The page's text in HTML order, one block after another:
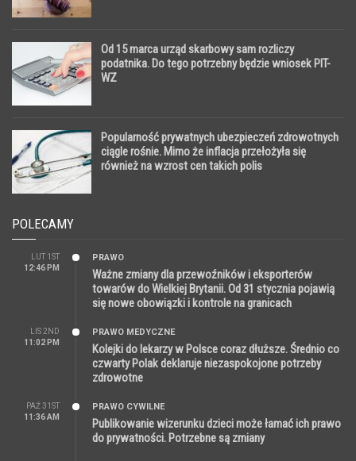
Od 15 marca urząd skarbowy sam rozliczy
podatnika. Do tego potrzebny będzie wniosek PIT-
WZ
Popularność prywatnych ubezpieczeń zdrowotnych
ciągle rośnie. Mimo że inflacja przełożyła się
również na wzrost cen takich polis
POLECAMY
LUT 1ST
12:46 PM
PRAWO
Ważne zmiany dla przewoźników i eksporterów
towarów do Wielkiej Brytanii. Od 31 stycznia pojawią
się nowe obowiązki i kontrole na granicach
LIS 2ND
11:02 PM
PRAWO MEDYCZNE
Kolejki do lekarzy w Polsce coraz dłuższe. Średnio co
czwarty Polak deklaruje niezaspokojone potrzeby
zdrowotne
PAŹ 31ST
11:36 AM
PRAWO CYWILNE
Publikowanie wizerunku dzieci może łamać ich prawo
do prywatności. Potrzebne są zmiany